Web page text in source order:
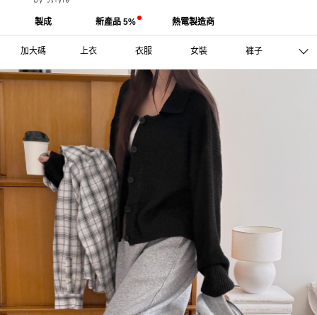
製成 新產品 5% 熱電製造商
加大碼 上衣 衣服 女裝 褲子